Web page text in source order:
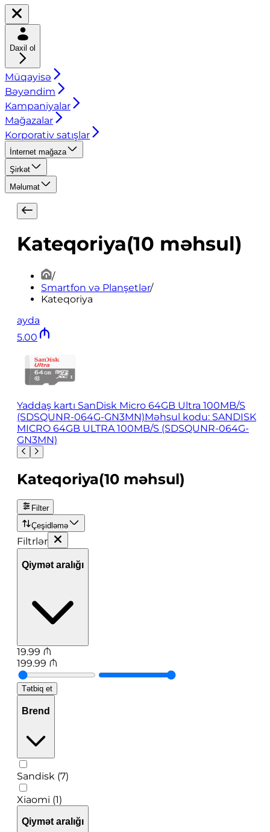
Daxil ol
Müqayisə
Bəyəndim
Kampaniyalar
Mağazalar
Korporativ satışlar
İnternet mağaza
Şirkət
Məlumat
Kateqoriya(10 məhsul)
/
Smartfon və Planşetlər/
Kateqoriya
ayda
5.00
Yaddaş kartı SanDisk Micro 64GB Ultra 100MB/S
(SDSQUNR-064G-GN3MN)Məhsul kodu: SANDISK
MICRO 64GB ULTRA 100MB/S (SDSQUNR-064G-
GN3MN)
Kateqoriya(10 məhsul)
Filter
Çeşidləmə
Filtrlər
Qiymət aralığı
19.99 ₼
199.99 ₼
Tətbiq et
Brend
Sandisk (7)
Xiaomi (1)
Qiymət aralığı